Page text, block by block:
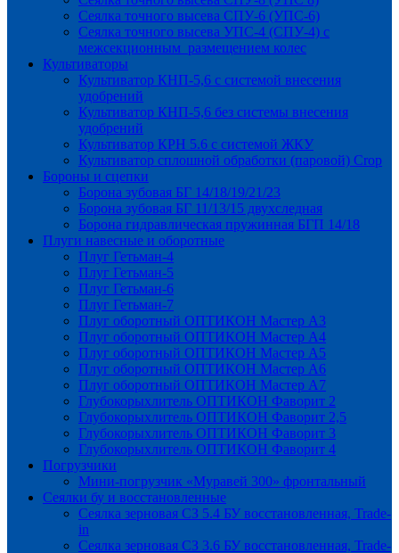
Сеялка точного высева СПУ-6 (УПС-6)
Сеялка точного высева УПС-4 (СПУ-4) с
межсекционным размещением колес
Культиваторы
Культиватор КНП-5,6 с системой внесения
удобрений
Культиватор КНП-5,6 без системы внесения
удобрений
Культиватор КРН 5.6 с системой ЖКУ
Культиватор сплошной обработки (паровой) Crop
Бороны и сцепки
Борона зубовая БГ 14/18/19/21/23
Борона зубовая БГ 11/13/15 двухследная
Борона гидравлическая пружинная БГП 14/18
Плуги навесные и оборотные
Плуг Гетьман-4
Плуг Гетьман-5
Плуг Гетьман-6
Плуг Гетьман-7
Плуг оборотный ОПТИКОН Мастер А3
Плуг оборотный ОПТИКОН Мастер А4
Плуг оборотный ОПТИКОН Мастер А5
Плуг оборотный ОПТИКОН Мастер А6
Плуг оборотный ОПТИКОН Мастер А7
Глубокорыхлитель ОПТИКОН Фаворит 2
Глубокорыхлитель ОПТИКОН Фаворит 2,5
Глубокорыхлитель ОПТИКОН Фаворит 3
Глубокорыхлитель ОПТИКОН Фаворит 4
Погрузчики
Мини-погрузчик «Муравей 300» фронтальный
Сеялки бу и восстановленные
Сеялка зерновая СЗ 5.4 БУ восстановленная, Trade-
in
Сеялка зерновая СЗ 3.6 БУ восстановленная, Trade-